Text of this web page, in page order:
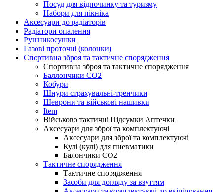
Посуд для відпочинку та туризму
Набори для пікніка
Аксесуари до радіаторів
Радіатори опалення
Рушникосушки
Газові проточні (колонки)
Спортивна зброя та тактичне спорядження
Спортивна зброя та тактичне спорядження
Баллончики CO2
Кобури
Шнури страхувальні-тренчики
Шеврони та військові нашивки
Item
Військово тактичні Підсумки Аптечки
Аксесуари для зброї та комплектуючі
Аксесуари для зброї та комплектуючі
Кулі (кулі) для пневматики
Балончики CO2
Тактичне спорядження
Тактичне спорядження
Засоби для догляду за взуттям